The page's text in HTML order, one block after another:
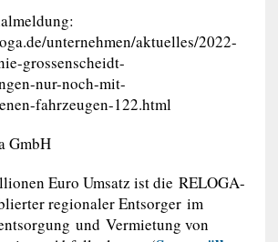
unternehmen/aktuelles/2022-
grossenscheidt-
nur-noch-mit-
fahrzeugen-122.html
GmbH
Euro Umsatz ist die RELOGA-
regionaler Entsorger im
und Vermietung von